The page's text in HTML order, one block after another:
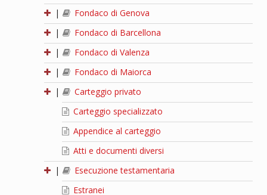
|
Fondaco di Genova
|
Fondaco di Barcellona
|
Fondaco di Valenza
|
Fondaco di Maiorca
|
Carteggio privato
Carteggio specializzato
Appendice al carteggio
Atti e documenti diversi
|
Esecuzione testamentaria
Estranei